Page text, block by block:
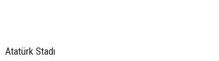
Atatürk Stadı